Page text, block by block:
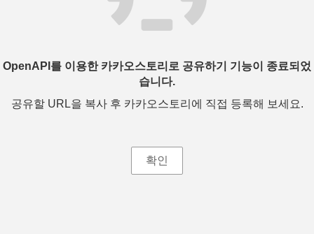
OpenAPI를 이용한 카카오스토리로 공유하기 기능이 종료되었
습니다.
공유할 URL을 복사 후 카카오스토리에 직접 등록해 보세요.
확인